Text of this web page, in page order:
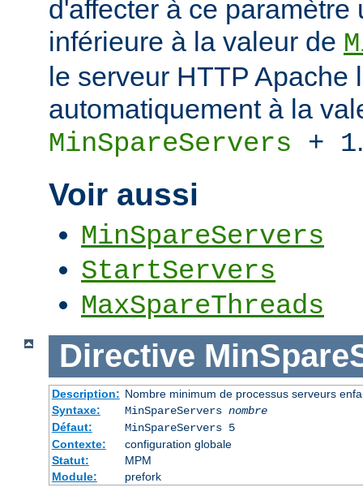
d'affecter à ce
inférieure à la valeur de
le serveur HTTP Apache
automatiquement à la
MinSpareServers + 1.
Voir aussi
MinSpareServers
StartServers
MaxSpareThreads
Directive
Description: Nombre minimum de processus serveurs
Syntaxe:
MinSpareServers nombre
Défaut:
MinSpareServers 5
Contexte:
configuration globale
Statut:
MPM
Module:
prefork